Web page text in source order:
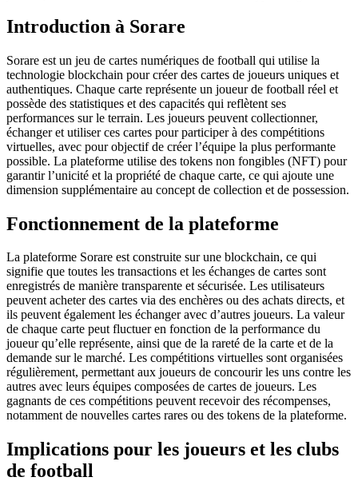
Introduction à Sorare
Sorare est un jeu de cartes numériques de football qui utilise la
technologie blockchain pour créer des cartes de joueurs uniques et
authentiques. Chaque carte représente un joueur de football réel et
possède des statistiques et des capacités qui reflètent ses
performances sur le terrain. Les joueurs peuvent collectionner,
échanger et utiliser ces cartes pour participer à des compétitions
virtuelles, avec pour objectif de créer l’équipe la plus performante
possible. La plateforme utilise des tokens non fongibles (NFT) pour
garantir l’unicité et la propriété de chaque carte, ce qui ajoute une
dimension supplémentaire au concept de collection et de possession.
Fonctionnement de la plateforme
La plateforme Sorare est construite sur une blockchain, ce qui
signifie que toutes les transactions et les échanges de cartes sont
enregistrés de manière transparente et sécurisée. Les utilisateurs
peuvent acheter des cartes via des enchères ou des achats directs, et
ils peuvent également les échanger avec d’autres joueurs. La valeur
de chaque carte peut fluctuer en fonction de la performance du
joueur qu’elle représente, ainsi que de la rareté de la carte et de la
demande sur le marché. Les compétitions virtuelles sont organisées
régulièrement, permettant aux joueurs de concourir les uns contre les
autres avec leurs équipes composées de cartes de joueurs. Les
gagnants de ces compétitions peuvent recevoir des récompenses,
notamment de nouvelles cartes rares ou des tokens de la plateforme.
Implications pour les joueurs et les clubs
de football